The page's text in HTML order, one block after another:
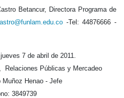
Betancur, Directora Programa de
-Tel: 44876666 -
7 de abril de 2011.
Relaciones Públicas y Mercadeo
Muñoz Henao - Jefe
3849739